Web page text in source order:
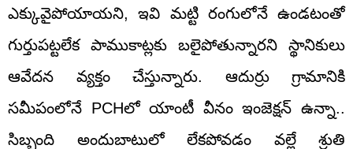
ఎక్కువైపోయాయని, ఇవి మట్టి రంగులోనే ఉండటంతో
గుర్తుపట్టలేక పాముకాట్లకు బలైపోతున్నారని స్థానికులు
ఆవేదన వ్యక్తం చేస్తున్నారు. ఆదుర్రు గ్రామానికి
సమీపంలోనే PCHలో యాంటీ వీనం ఇంజెక్షన్‌ ఉన్నా..
సిబ్బంది అందుబాటులో లేకపోవడం వల్లే శ్రుతి